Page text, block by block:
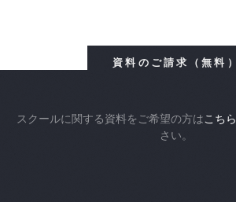
資料のご請求（無料）
スクールに関する資料をご希望の方はこちら
さい。